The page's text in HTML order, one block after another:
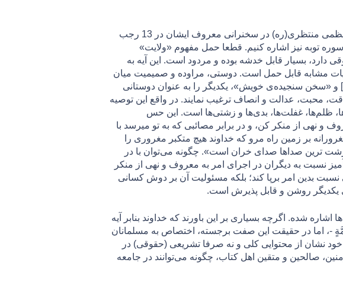
پرسش‌های اساسی ما در این مبحث بسیار خواهد بود؛ اما جا دارد به تعبیر مرحوم آیت‌آلله العظمی منتظری(ره) در سخنرانی معروف ايشان در 13 رجب
1376 مبنی بر استنباط «ولایت عمومی» در موضوع امر به معروف و نهی از منكر از آیه 71 سوره توبه نیز اشاره کنیم. قطعا حمل مفهوم «ولایت»
دارد، بسیار قابل خدشه بوده و مردود است. این آیه به
مشابه قابل حمل است. دوستی، مراوده و صمیمیت میان
افراد موجب می‌گردد ایشان در مقام و موقعیتی قرار گیرند که با «قول معروف» [محمد-21] و «سخن سنجیده‌ی خویش»، یکدیگر را به عنوان دوستانی
محبت، عدالت و انصاف ترغيب نمايند. در واقع این توصيه
ظلم‌ها، غفلت‌ها‌، بدی‌ها‌ و زشتی‌‌ها است. این حس
و نهی از منكر كن، و در برابر مصائبی كه به تو می‏رسد با
بر زمين راه مرو كه خداوند هيچ متكبر مغروری را
ترين صداها صدای خران است». چگونه می‌توان با در
نسبت به دیگران در اجرای امر به معروف و نهی از منکر
بدین امر برپا کند؛ بلکه مسئولیت آن بر دوش کسانی
یکدیگر روشن و قابل پذیرش است.
برجسته‌ی مومنان است که در آیه 112 سوره توبه بدان‌ها اشاره شده. اگرچه بسیاری بر این باورند که خداوند بنابر آیه
-، اما در حقیقت این صفت برجسته، اختصاص به مسلمانان
می‌کند؛ این خود نشان از محتوایی کلی و نه صرفا تشریعی (حقوقی) در
صالحین و متقین اهل کتاب، چگونه می‌توانند در جامعه